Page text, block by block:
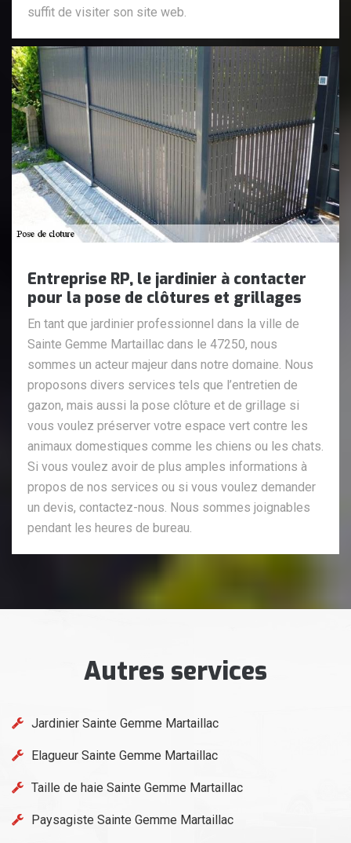
suffit de visiter son site web.
Entreprise RP, le jardinier à contacter
pour la pose de clôtures et grillages
En tant que jardinier professionnel dans la ville de
Sainte Gemme Martaillac dans le 47250, nous
sommes un acteur majeur dans notre domaine. Nous
proposons divers services tels que l’entretien de
gazon, mais aussi la pose clôture et de grillage si
vous voulez préserver votre espace vert contre les
animaux domestiques comme les chiens ou les chats.
Si vous voulez avoir de plus amples informations à
propos de nos services ou si vous voulez demander
un devis, contactez-nous. Nous sommes joignables
pendant les heures de bureau.
Autres services
Jardinier Sainte Gemme Martaillac
Elagueur Sainte Gemme Martaillac
Taille de haie Sainte Gemme Martaillac
Paysagiste Sainte Gemme Martaillac